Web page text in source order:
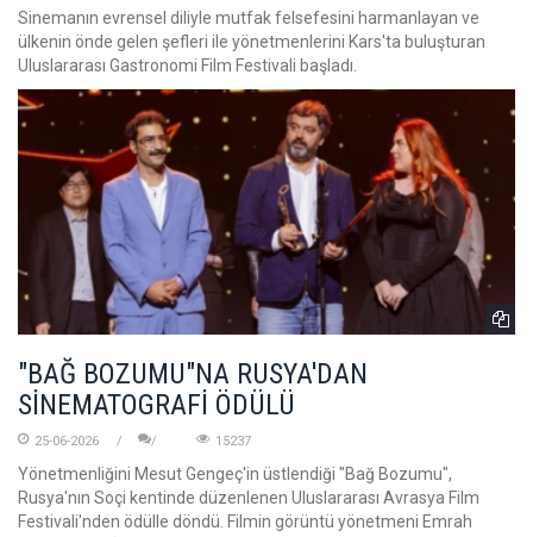
Sinemanın evrensel diliyle mutfak felsefesini harmanlayan ve
ülkenin önde gelen şefleri ile yönetmenlerini Kars'ta buluşturan
Uluslararası Gastronomi Film Festivali başladı.
"BAĞ BOZUMU"NA RUSYA'DAN
SİNEMATOGRAFİ ÖDÜLÜ
25-06-2026 15237
Yönetmenliğini Mesut Gengeç'in üstlendiği "Bağ Bozumu",
Rusya'nın Soçi kentinde düzenlenen Uluslararası Avrasya Film
Festivali'nden ödülle döndü. Filmin görüntü yönetmeni Emrah